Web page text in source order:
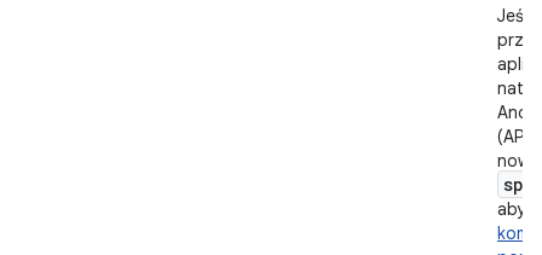
Jeśli
(API
aby